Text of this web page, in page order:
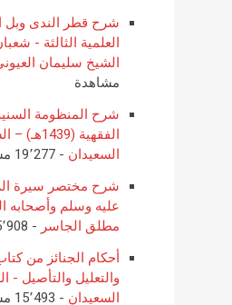
شرح قطر الندى وبل
الشيخ سليمان
مشاهدة
شرح المنظومة
الفقهية
السعيدان - 19٬277 مشاهدة
شرح مختصر سيرة
عليه وسلم وأصحابه
مطلق الجاسر - 15٬908 مشاهدة
أحكام الجنائز من
والتعليل والتأصيل -
السعيدان - 15٬493 مشاهدة